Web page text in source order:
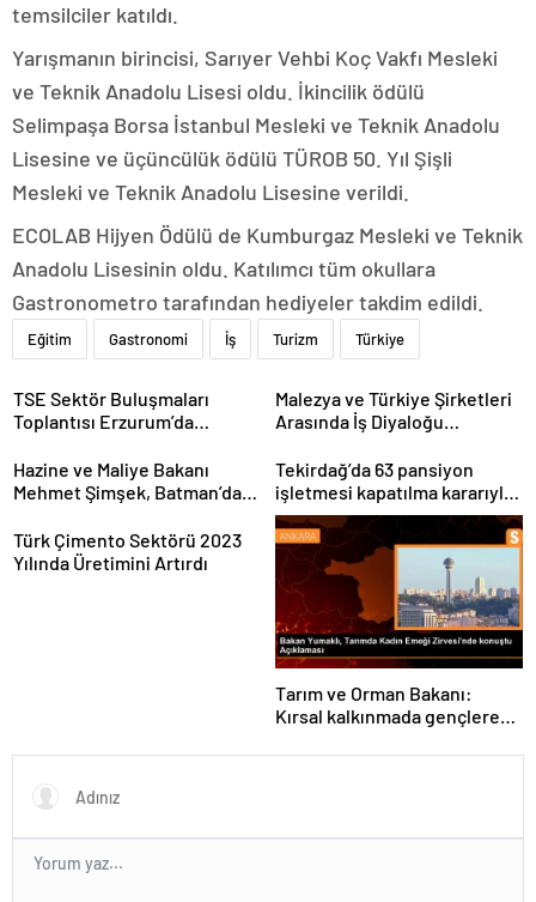
temsilciler katıldı.
Yarışmanın birincisi, Sarıyer Vehbi Koç Vakfı Mesleki
ve Teknik Anadolu Lisesi oldu. İkincilik ödülü
Selimpaşa Borsa İstanbul Mesleki ve Teknik Anadolu
Lisesine ve üçüncülük ödülü TÜROB 50. Yıl Şişli
Mesleki ve Teknik Anadolu Lisesine verildi.
ECOLAB Hijyen Ödülü de Kumburgaz Mesleki ve Teknik
Anadolu Lisesinin oldu. Katılımcı tüm okullara
Gastronometro tarafından hediyeler takdim edildi.
Eğitim Gastronomi İş Turizm Türkiye
TSE Sektör Buluşmaları
Toplantısı Erzurum’da
Malezya ve Türkiye Şirketleri
Arasında İş Diyaloğu
Hazine ve Maliye Bakanı
Mehmet Şimşek, Batman’da
yapacak bir fabrikanın
açılışını gerçekleştirdi
Tekirdağ’da 63 pansiyon
işletmesi kapatılma kararıyla
karşı karşıya
Türk Çimento Sektörü 2023
Yılında Üretimini Artırdı
Tarım ve Orman Bakanı:
Kırsal kalkınmada gençlere
yapıyoruz